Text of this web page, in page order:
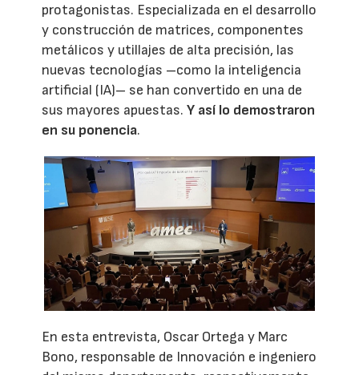
protagonistas. Especializada en el desarrollo
y construcción de matrices, componentes
metálicos y utillajes de alta precisión, las
nuevas tecnologías –como la inteligencia
artificial (IA)– se han convertido en una de
sus mayores apuestas.Y así lo demostraron
en su ponencia.
En esta entrevista, Oscar Ortega y Marc
Bono, responsable de Innovación e ingeniero